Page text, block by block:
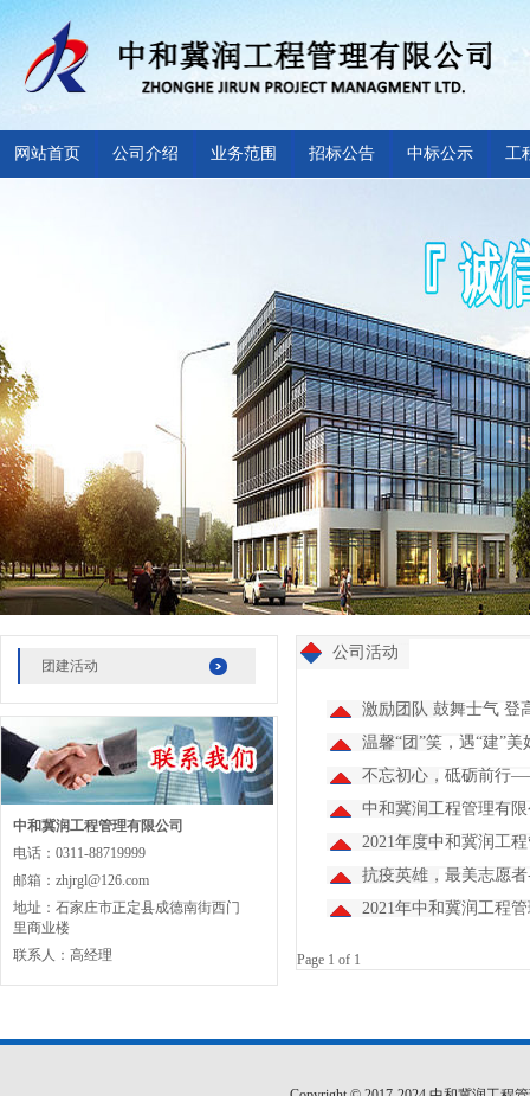
网站首页 公司介绍 业务范围 招标公告 中标公示 工
团建活动
中和冀润工程管理有限公司
电话：0311-88719999
邮箱：zhjrgl@126.com
地址：石家庄市正定县成德南街西门
里商业楼
联系人：高经理
公司活动
激励团队 鼓舞士气 登
温馨“团”笑，遇“建”
不忘初心，砥砺前行
中和冀润工程管理有
2021年度中和冀润工
抗疫英雄，最美志愿
2021年中和冀润工程
Page 1 of 1